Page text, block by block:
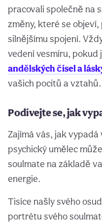
pracovali společně na
změny, které se
silnějšímu spojení.
vedení vesmíru, pokud
andělských čísel a
vašich pocitů a vztahů.
Podívejte se, jak
Zajímá vás, jak
psychický umělec
soulmate na základě
energie.
Tisíce našly svého
portrétu svého